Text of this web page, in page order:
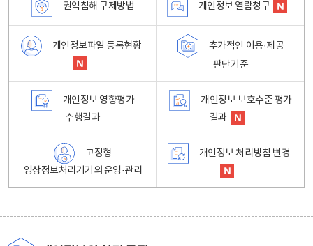
권익침해 구제방법 개인정보 열람청구
개인정보파일 등록현황
추가적인 이용·제공
판단기준
개인정보 영향평가
수행결과
개인정보 보호수준 평가
결과
고정형
영상정보처리기기의 운영·관리
개인정보 처리방침 변경